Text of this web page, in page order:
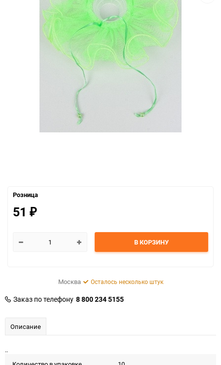
Розница
51 ₽
В КОРЗИНУ
Москва Осталось несколько штук
Заказ по телефону 8 800 234 5155
Описание
..